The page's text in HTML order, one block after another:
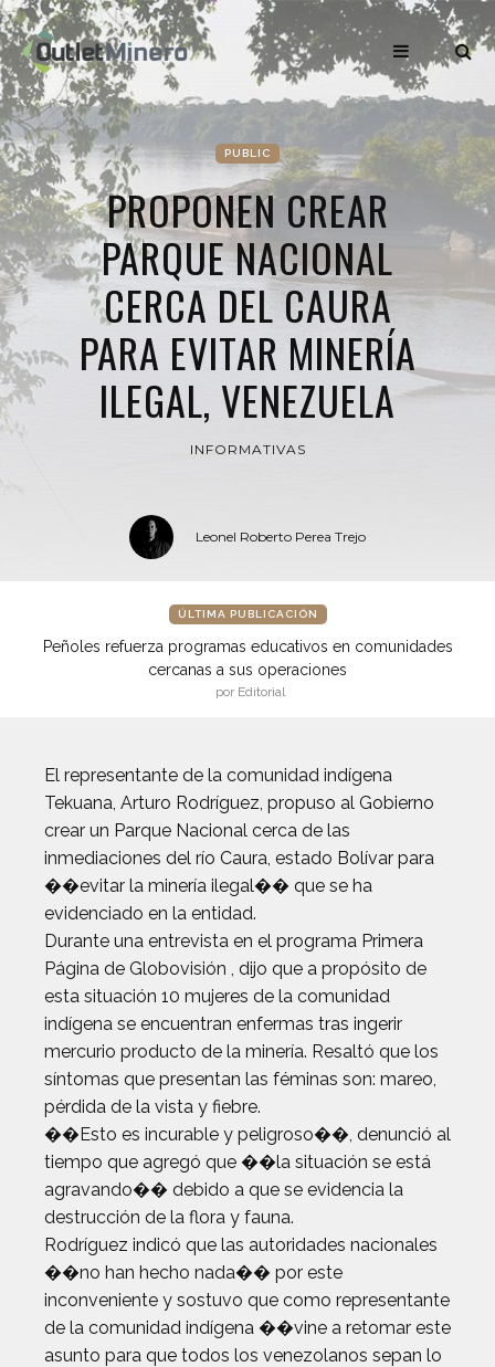
PUBLIC
PROPONEN CREAR
PARQUE NACIONAL
CERCA DEL CAURA
PARA EVITAR MINERÍA
ILEGAL, VENEZUELA
INFORMATIVAS
Leonel Roberto Perea Trejo
ÚLTIMA PUBLICACIÓN
Peñoles refuerza programas educativos en comunidades
cercanas a sus operaciones
por Editorial
El representante de la comunidad indígena
Tekuana, Arturo Rodríguez, propuso al Gobierno
crear un Parque Nacional cerca de las
inmediaciones del río Caura, estado Bolívar para
��evitar la minería ilegal�� que se ha
evidenciado en la entidad.
Durante una entrevista en el programa Primera
Página de Globovisión , dijo que a propósito de
esta situación 10 mujeres de la comunidad
indígena se encuentran enfermas tras ingerir
mercurio producto de la minería. Resaltó que los
síntomas que presentan las féminas son: mareo,
pérdida de la vista y fiebre.
��Esto es incurable y peligroso��, denunció al
tiempo que agregó que ��la situación se está
agravando�� debido a que se evidencia la
destrucción de la flora y fauna.
Rodríguez indicó que las autoridades nacionales
��no han hecho nada�� por este
inconveniente y sostuvo que como representante
de la comunidad indígena ��vine a retomar este
asunto para que todos los venezolanos sepan lo